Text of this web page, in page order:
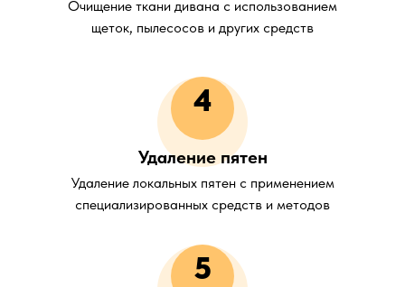
Очищение ткани дивана с использованием
щеток, пылесосов и других средств
4
Удаление пятен
Удаление локальных пятен с применением
специализированных средств и методов
5